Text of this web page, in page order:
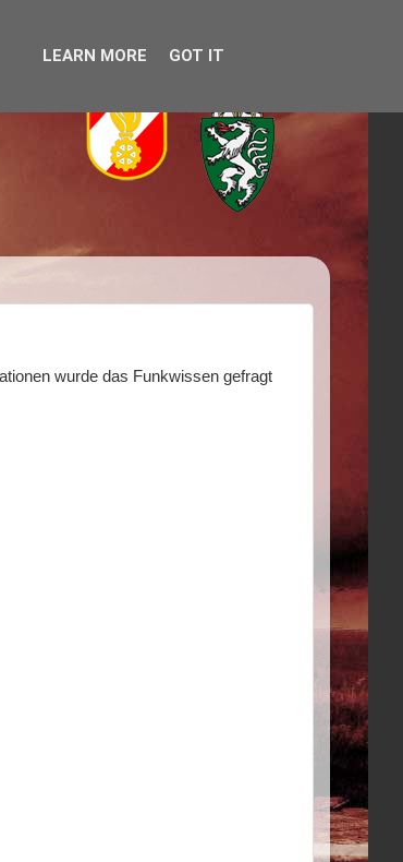
wurde das Funkwissen gefragt
LEARN MORE GOT IT